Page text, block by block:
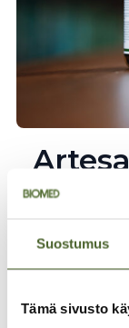
Suostumus
Tämä sivusto
yhteistyössä
maahan
tutkituimpia